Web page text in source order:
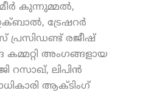
കുന്നുമ്മല്‍,
ട്രേഷറര്‍
രജീഷ്
കമ്മറ്റി അംഗങ്ങളായ
റസാഖ്, ലിപിന്‍
ആക്ടിംഗ്